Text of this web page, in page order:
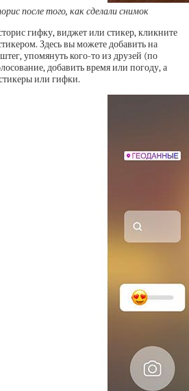
после того, как сделали снимок
гифку, виджет или стикер, кликните
Здесь вы можете добавить на
упомянуть кого-то из друзей (по
добавить время или погоду, а
или гифки.